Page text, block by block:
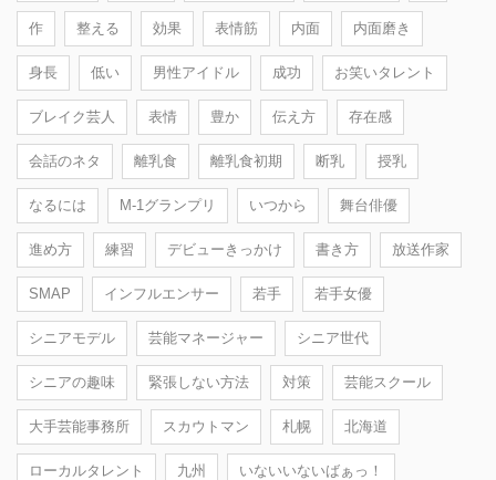
作 整える 効果 表情筋 内面 内面磨き
身長 低い 男性アイドル 成功 お笑いタレント
ブレイク芸人 表情 豊か 伝え方 存在感
会話のネタ 離乳食 離乳食初期 断乳 授乳
なるには M-1グランプリ いつから 舞台俳優
進め方 練習 デビューきっかけ 書き方 放送作家
SMAP インフルエンサー 若手 若手女優
シニアモデル 芸能マネージャー シニア世代
シニアの趣味 緊張しない方法 対策 芸能スクール
大手芸能事務所 スカウトマン 札幌 北海道
ローカルタレント 九州 いないいないばぁっ！